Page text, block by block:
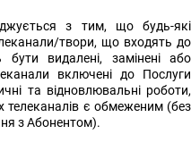
з тим, що будь-які
твори, що входять до
видалені, замінені або
включені до Послуги
та відновлювальні роботи,
телеканалів є обмеженим (без
з Абонентом).